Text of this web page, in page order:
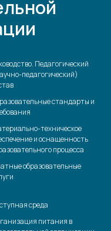
Педагогический
педагогический)
стандарты и
техническое
и оснащенность
процесса
образовательные
среда
питания в